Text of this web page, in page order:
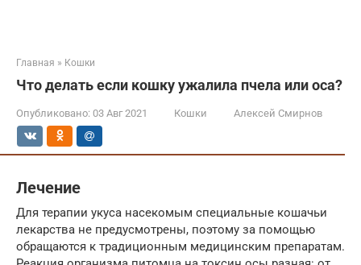
Главная » Кошки
Что делать если кошку ужалила пчела или оса?
Опубликовано: 03 Авг 2021 Кошки Алексей Смирнов
Лечение
Для терапии укуса насекомым специальные кошачьи
лекарства не предусмотрены, поэтому за помощью
обращаются к традиционным медицинским препаратам.